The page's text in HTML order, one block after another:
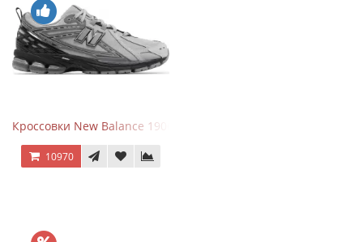
Кроссовки New Balance 1906R Brighton Grey
10970